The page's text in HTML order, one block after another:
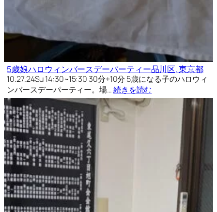
5歳娘ハロウィンバースデーパーティー品川区, 東京都
10.27.24Su 14:30~15:30 30分+10分 5歳になる子のハロウィ
ンバースデーパーティー。場…続きを読む